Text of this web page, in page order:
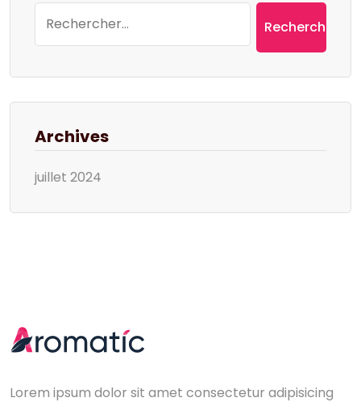
Archives
juillet 2024
Lorem ipsum dolor sit amet consectetur adipisicing